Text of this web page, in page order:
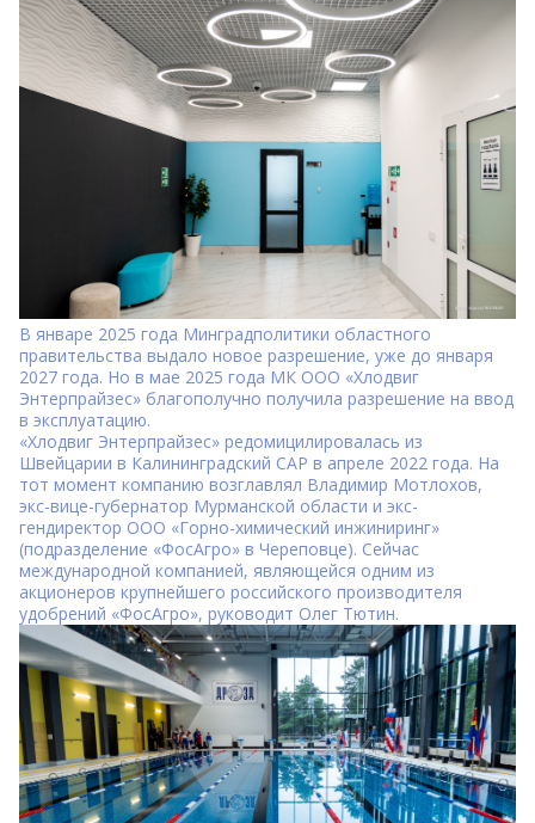
В январе 2025 года Минградполитики областного
правительства выдало новое разрешение, уже до января
2027 года. Но в мае 2025 года МК ООО «Хлодвиг
Энтерпрайзес» благополучно получила разрешение на ввод
в эксплуатацию.
«Хлодвиг Энтерпрайзес» редомицилировалась из
Швейцарии в Калининградский САР в апреле 2022 года. На
тот момент компанию возглавлял Владимир Мотлохов,
экс-вице-губернатор Мурманской области и экс-
гендиректор ООО «Горно-химический инжиниринг»
(подразделение «ФосАгро» в Череповце). Сейчас
международной компанией, являющейся одним из
акционеров крупнейшего российского производителя
удобрений «ФосАгро», руководит Олег Тютин.